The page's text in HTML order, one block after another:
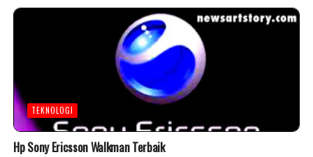
TEKNOLOGI
Hp Sony Ericsson Walkman Terbaik